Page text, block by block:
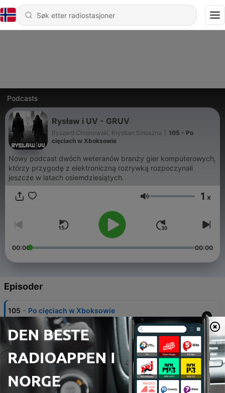
Podcasts
Rysław i UV - GRUV
Ryszard Chojnowski, Krystian Smoszna
105 - Po
cięciach w Xboksowie
Nowy podcast dwóch weteranów branży gier komputerowych,
którzy przygodę z elektroniczną rozrywką rozpoczynali
jeszcze w latach osiemdziesiątych.
Volum 1 x
00:00 00:00
Episoder
105 - Po cięciach w Xboksowie
104 - Najlepsze gry 1996 roku
15 juli 2026
103 - O dramie z płytami i Dawnwalkerze
07 juli 2026